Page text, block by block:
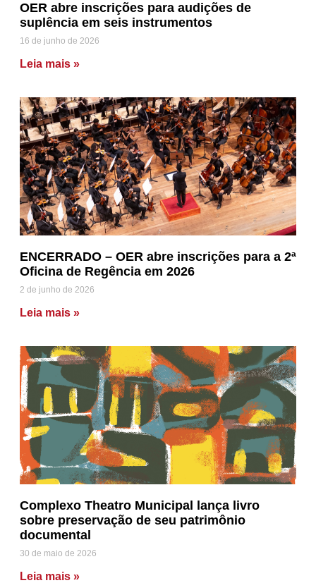
OER abre inscrições para audições de
suplência em seis instrumentos
16 de junho de 2026
Leia mais »
ENCERRADO – OER abre inscrições para a 2ª
Oficina de Regência em 2026
2 de junho de 2026
Leia mais »
Complexo Theatro Municipal lança livro
sobre preservação de seu patrimônio
documental
30 de maio de 2026
Leia mais »